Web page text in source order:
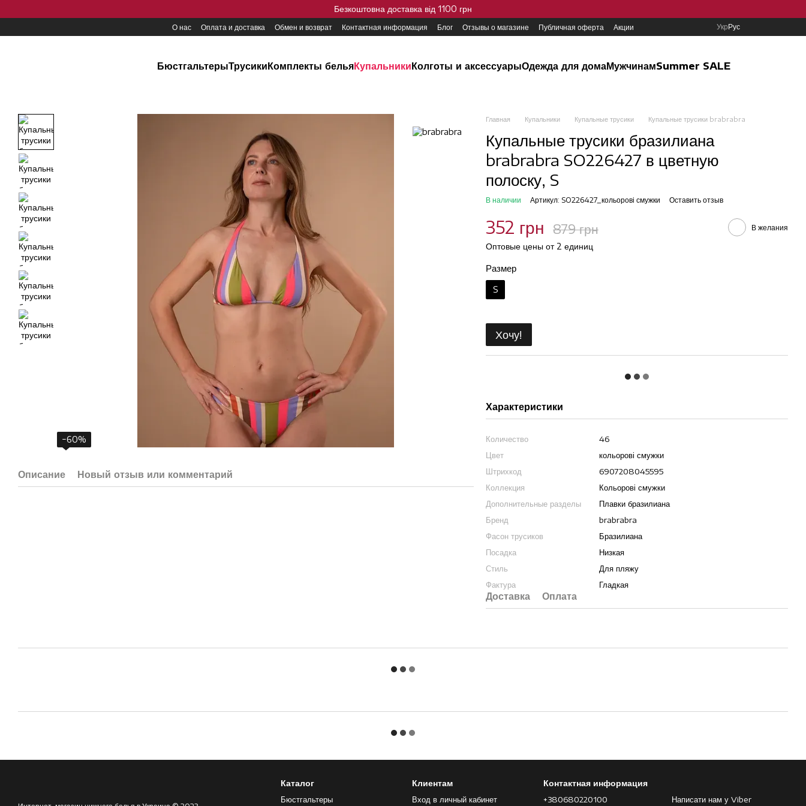
Безкоштовна доставка від 1100 грн
О нас Оплата и доставка Обмен и возврат Контактная информация Блог Отзывы о магазине Публичная оферта Акции УкрРус
БюстгальтерыТрусикиКомплекты бельяКупальникиКолготы и аксессуарыОдежда для домаМужчинамSummer SALE
−60%
Описание Новый отзыв или комментарий
Главная Купальники Купальные трусики Купальные трусики brabrabra
Купальные трусики бразилиана
brabrabra SO226427 в цветную
полоску, S
В наличии Артикул: SO226427_кольорові смужки Оставить отзыв
352 грн 879 грн В желания
Оптовые цены от 2 единиц
Размер
S
Хочу!
Характеристики
Количество
46
Цвет
кольорові смужки
Штрихкод
6907208045595
Коллекция
Кольорові смужки
Дополнительные разделы
Плавки бразилиана
Бренд
brabrabra
Фасон трусиков
Бразилиана
Посадка
Низкая
Стиль
Для пляжу
Фактура
Гладкая
Доставка Оплата
Каталог
Бюстгальтеры
Клиентам
Вход в личный кабинет
Контактная информация
+380680220100 Написати нам у Viber